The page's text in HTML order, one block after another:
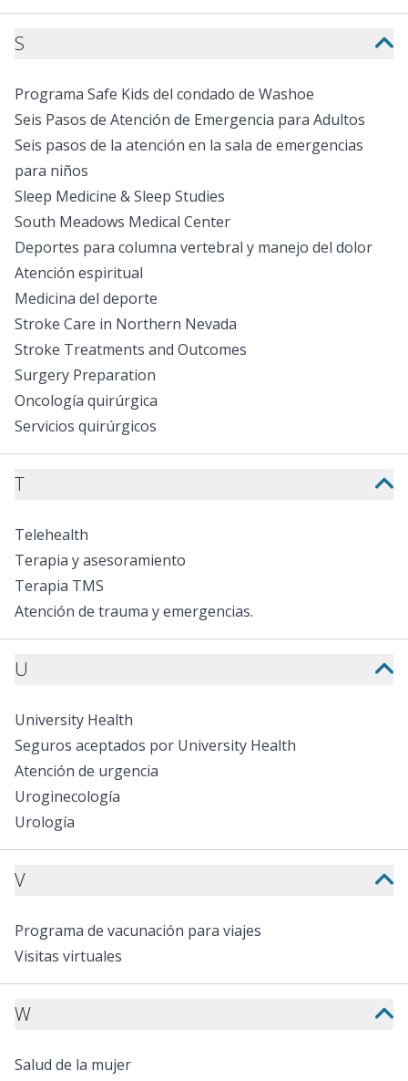
S
Programa Safe Kids del condado de Washoe
Seis Pasos de Atención de Emergencia para Adultos
Seis pasos de la atención en la sala de emergencias
para niños
Sleep Medicine & Sleep Studies
South Meadows Medical Center
Deportes para columna vertebral y manejo del dolor
Atención espiritual
Medicina del deporte
Stroke Care in Northern Nevada
Stroke Treatments and Outcomes
Surgery Preparation
Oncología quirúrgica
Servicios quirúrgicos
T
Telehealth
Terapia y asesoramiento
Terapia TMS
Atención de trauma y emergencias.
U
University Health
Seguros aceptados por University Health
Atención de urgencia
Uroginecología
Urología
V
Programa de vacunación para viajes
Visitas virtuales
W
Salud de la mujer